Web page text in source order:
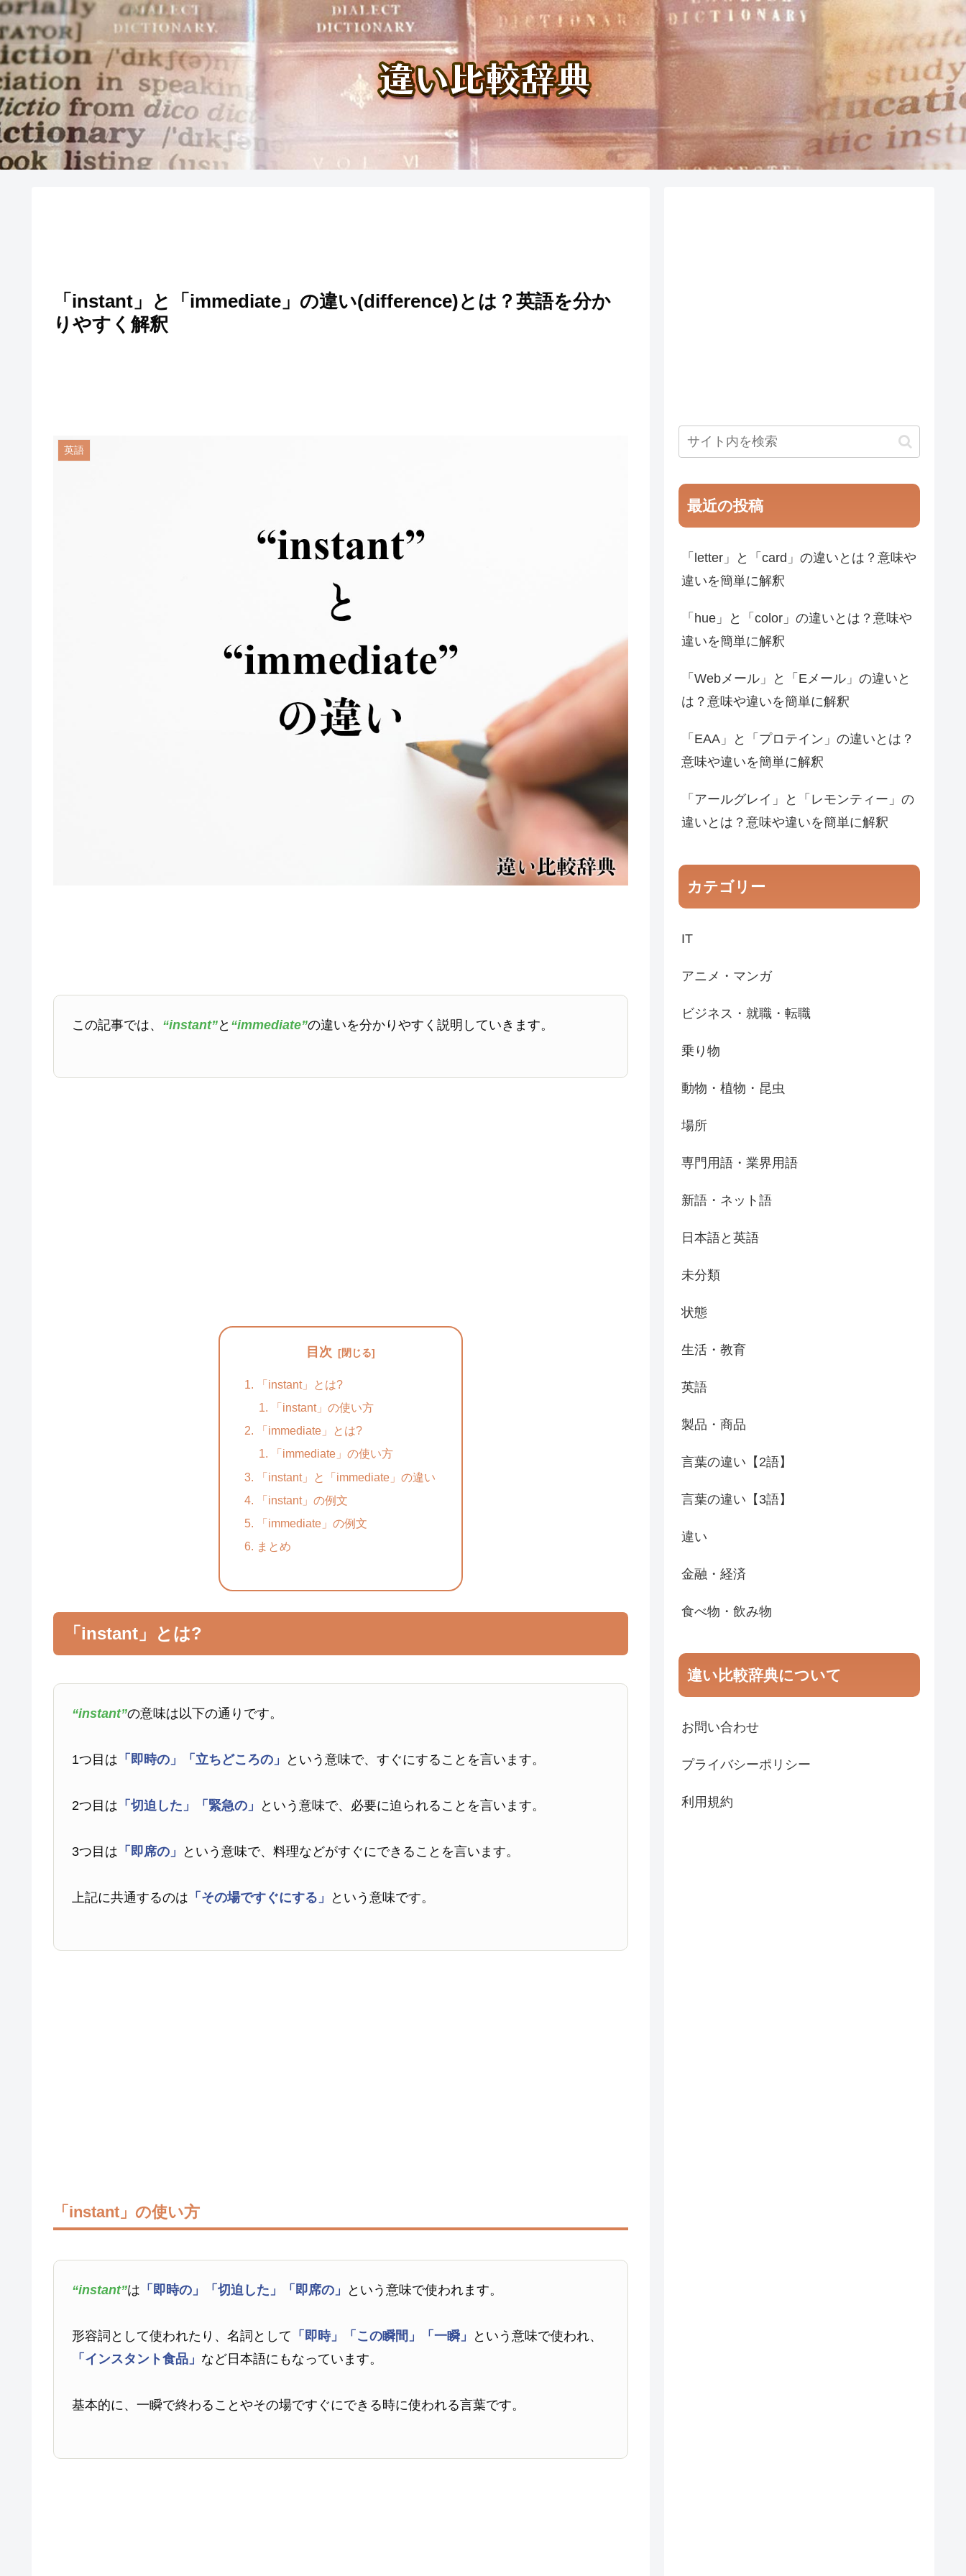
「instant」と「immediate」の違い(difference)とは？英語を分か
りやすく解釈
英語
この記事では、 “instant”と “immediate”の違いを分かりやすく説明していきます。
目次
「instant」とは?
「instant」の使い方
「immediate」とは?
「immediate」の使い方
「instant」と「immediate」の違い
「instant」の例文
「immediate」の例文
まとめ
「instant」とは?
“instant”の意味は以下の通りです。
1つ目は 「即時の」 「立ちどころの」 という意味で、すぐにすることを言います。
2つ目は 「切迫した」 「緊急の」 という意味で、必要に迫られることを言います。
3つ目は 「即席の」 という意味で、料理などがすぐにできることを言います。
上記に共通するのは 「その場ですぐにする」 という意味です。
「instant」の使い方
“instant”は 「即時の」 「切迫した」 「即席の」 という意味で使われます。
形容詞として使われたり、名詞として 「即時」 「この瞬間」 「一瞬」
という意味で使われ、
「インスタント食品」 など日本語にもなっています。
基本的に、一瞬で終わることやその場ですぐにできる時に使われる言葉です。
最近の投稿
「letter」と「card」の違いとは？意味や
違いを簡単に解釈
「hue」と「color」の違いとは？意味や
違いを簡単に解釈
「Webメール」と「Eメール」の違いと
は？意味や違いを簡単に解釈
「EAA」と「プロテイン」の違いとは？
意味や違いを簡単に解釈
「アールグレイ」と「レモンティー」の
違いとは？意味や違いを簡単に解釈
カテゴリー
IT
アニメ・マンガ
ビジネス・就職・転職
乗り物
動物・植物・昆虫
場所
専門用語・業界用語
新語・ネット語
日本語と英語
未分類
状態
生活・教育
英語
製品・商品
言葉の違い【2語】
言葉の違い【3語】
違い
金融・経済
食べ物・飲み物
違い比較辞典について
お問い合わせ
プライバシーポリシー
利用規約